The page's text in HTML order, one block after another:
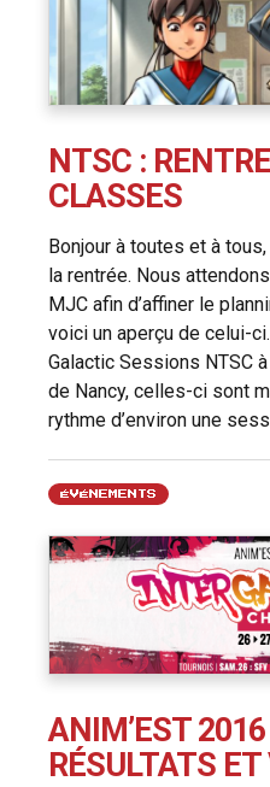
NTSC :
CLASSES
Bonjour à toutes et à
la rentrée. Nous
MJC afin d’affiner le
voici un aperçu de celui-
Galactic Sessions NTSC
de Nancy, celles-ci sont
rythme d’environ une
ÉVÉNEMENTS
ANIM’EST
RÉSULTATS